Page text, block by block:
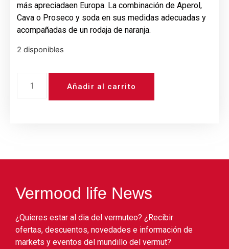
más apreciadaen Europa. La combinación de Aperol,
Cava o Proseco y soda en sus medidas adecuadas y
acompañadas de un rodaja de naranja.
2 disponibles
Añadir al carrito
Vermood life News
¿Quieres estar al dia del vermuteo? ¿Recibir
ofertas, descuentos, novedades e información de
markets y eventos del mundillo del vermut?